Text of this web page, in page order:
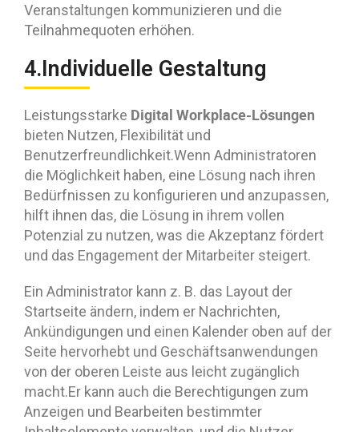
Veranstaltungen kommunizieren und die
Teilnahmequoten erhöhen.
4.Individuelle Gestaltung
Leistungsstarke Digital Workplace-Lösungen
bieten Nutzen, Flexibilität und
Benutzerfreundlichkeit.Wenn Administratoren
die Möglichkeit haben, eine Lösung nach ihren
Bedürfnissen zu konfigurieren und anzupassen,
hilft ihnen das, die Lösung in ihrem vollen
Potenzial zu nutzen, was die Akzeptanz fördert
und das Engagement der Mitarbeiter steigert.
Ein Administrator kann z. B. das Layout der
Startseite ändern, indem er Nachrichten,
Ankündigungen und einen Kalender oben auf der
Seite hervorhebt und Geschäftsanwendungen
von der oberen Leiste aus leicht zugänglich
macht.Er kann auch die Berechtigungen zum
Anzeigen und Bearbeiten bestimmter